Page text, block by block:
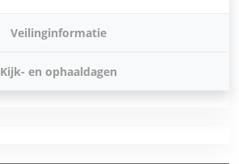
Veilinginformatie
Kijk- en ophaaldagen